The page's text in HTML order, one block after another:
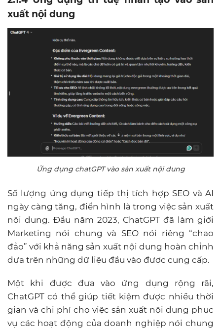
xuất nội dung
Ứng dụng chatGPT vào sản xuất nội dung
Số lượng ứng dụng tiếp thị tích hợp SEO và AI
ngày càng tăng, điển hình là trong việc sản xuất
nội dung. Đầu năm 2023, ChatGPT đã làm giới
Marketing nói chung và SEO nói riêng “chao
đảo” với khả năng sản xuất nội dung hoàn chỉnh
dựa trên những dữ liệu đầu vào được cung cấp.
Một khi được đưa vào ứng dụng rộng rãi,
ChatGPT có thể giúp tiết kiệm được nhiều thời
gian và chi phí cho việc sản xuất nội dung phục
vụ các hoạt động của doanh nghiệp nói chung